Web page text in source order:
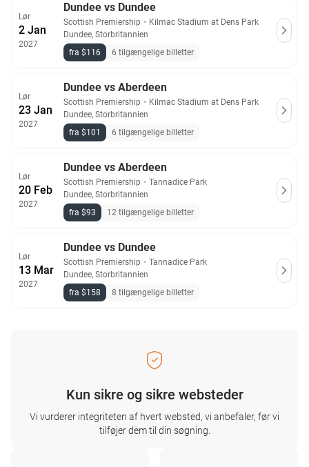
Lør
2 Jan
2027
Dundee vs Dundee
Scottish Premiership ・ Kilmac Stadium at Dens Park
Dundee, Storbritannien
fra $116
6 tilgængelige billetter
Lør
23 Jan
2027
Dundee vs Aberdeen
Scottish Premiership ・ Kilmac Stadium at Dens Park
Dundee, Storbritannien
fra $101
6 tilgængelige billetter
Lør
20 Feb
2027
Dundee vs Aberdeen
Scottish Premiership ・ Tannadice Park
Dundee, Storbritannien
fra $93
12 tilgængelige billetter
Lør
13 Mar
2027
Dundee vs Dundee
Scottish Premiership ・ Tannadice Park
Dundee, Storbritannien
fra $158
8 tilgængelige billetter
Kun sikre og sikre websteder
Vi vurderer integriteten af ​​hvert websted, vi anbefaler, før vi
tilføjer dem til din søgning.